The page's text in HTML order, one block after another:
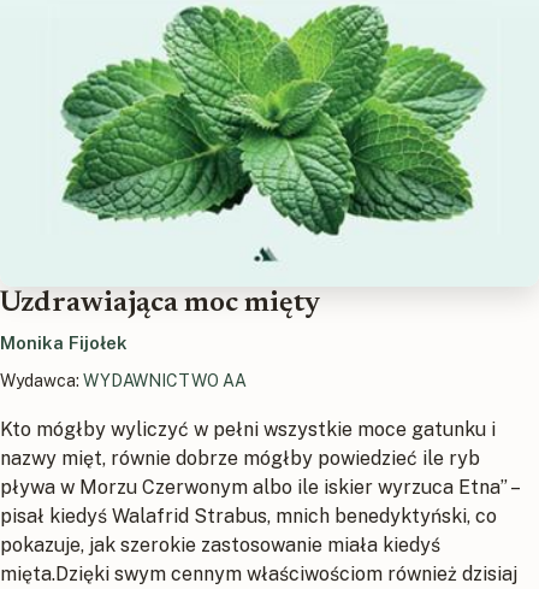
Uzdrawiająca moc mięty
Monika Fijołek
Wydawca: WYDAWNICTWO AA
Kto mógłby wyliczyć w pełni wszystkie moce gatunku i
nazwy mięt, równie dobrze mógłby powiedzieć ile ryb
pływa w Morzu Czerwonym albo ile iskier wyrzuca Etna” –
pisał kiedyś Walafrid Strabus, mnich benedyktyński, co
pokazuje, jak szerokie zastosowanie miała kiedyś
mięta.Dzięki swym cennym właściwościom również dzisiaj